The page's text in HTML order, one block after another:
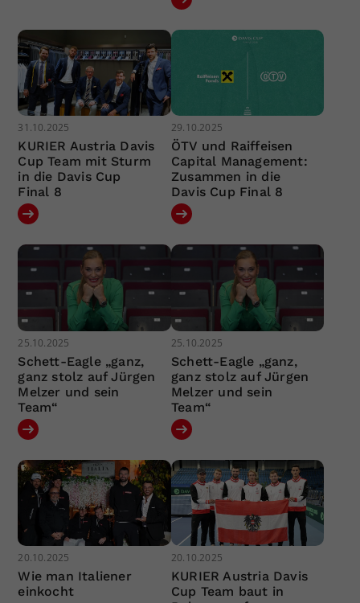
31.10.2025
KURIER Austria Davis
Cup Team mit Sturm
in die Davis Cup
Final 8
29.10.2025
ÖTV und Raiffeisen
Capital Management:
Zusammen in die
Davis Cup Final 8
25.10.2025
Schett-Eagle „ganz,
ganz stolz auf Jürgen
Melzer und sein
Team“
25.10.2025
Schett-Eagle „ganz,
ganz stolz auf Jürgen
Melzer und sein
Team“
20.10.2025
Wie man Italiener
einkocht
20.10.2025
KURIER Austria Davis
Cup Team baut in